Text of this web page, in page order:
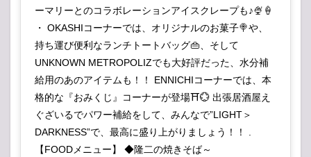
ーマリーとのコラボレーションアイスクレープも♪🍨🍦
・ OKASHIコーナーでは、オリジナルのお菓子🍭や、
持ち運び便利なランチトートバッグ👜、そして
UNKNOWN METROPOLIZでも大好評だった、水分補
給用のあのアイテムも！！ ENNICHIコーナーでは、本
格的な『おみくじ』コーナーが登場⛩💮 出張居酒屋え
ぐざいるでパワー補給をして、みんなで”LIGHT＞
DARKNESS”で、最高に盛り上がりましょう！！ .
【FOODメニュー】 ◆隆二の焼きそば～